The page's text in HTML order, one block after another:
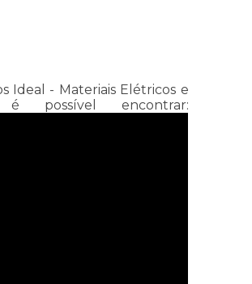
Ideal - Materiais Elétricos e
encontrar: